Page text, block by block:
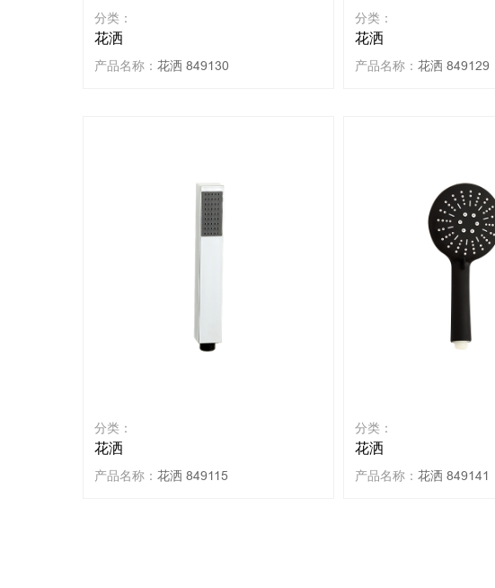
分类：
花洒
产品名称： 花洒 849130
分类：
花洒
产品名称： 花洒 849129
分类：
花洒
产品名称： 花洒 849115
分类：
花洒
产品名称： 花洒 849141